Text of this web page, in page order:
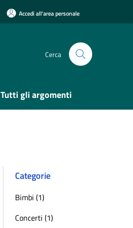
Accedi all'area personale
Cerca
Tutti gli argomenti
Categorie
Bimbi (1)
Concerti (1)